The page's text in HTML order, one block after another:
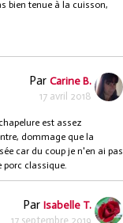
bien tenue à la cuisson,
Par Carine B.
17 avril 2018
est assez
dommage que la
car du coup je n'en ai pas
porc classique.
Par Isabelle T.
17 septembre 2019